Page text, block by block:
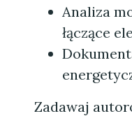
Analiza
łączące
Zadawaj